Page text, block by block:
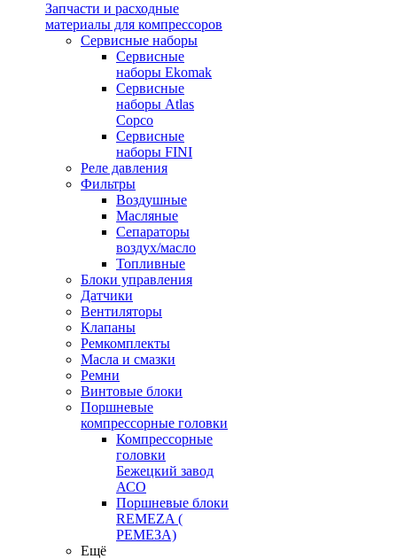
Запчасти и расходные
материалы для компрессоров
Cервисные наборы
Сервисные
наборы Ekomak
Cервисные
наборы Atlas
Copco
Сервисные
наборы FINI
Реле давления
Фильтры
Воздушные
Масляные
Сепараторы
воздух/масло
Топливные
Блоки управления
Датчики
Вентиляторы
Клапаны
Ремкомплекты
Масла и смазки
Ремни
Винтовые блоки
Поршневые
компрессорные головки
Компрессорные
головки
Бежецкий завод
АСО
Поршневые блоки
REMEZA (
РЕМЕЗА)
Ещё